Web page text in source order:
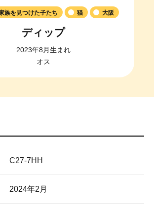
族を見つけた子たち 猫 大阪
ディップ
2023年8月生まれ
オス
C27-7HH
2024年2月